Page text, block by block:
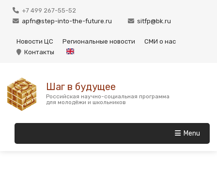
+7 499 267-55-52
apfn@step-into-the-future.ru
sitfp@bk.ru
Новости ЦС Региональные новости
СМИ о нас
Контакты
Шаг в будущее
Российская научно-социальная программа
для молодёжи и школьников
Menu